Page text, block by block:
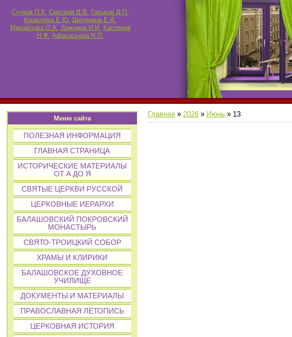
Сучков П.К. Смотров В.В. Госьков Д.П.
Кошелева Е.Ю. Щетинина Е.А.
Михайлова О.А. Лежнина И.И. Каптерев
Н.Ф. Афанасьева Н.П.
Меню сайта
ПОЛЕЗНАЯ ИНФОРМАЦИЯ
ГЛАВНАЯ СТРАНИЦА
ИСТОРИЧЕСКИЕ МАТЕРИАЛЫ
ОТ А ДО Я
СВЯТЫЕ ЦЕРКВИ РУССКОЙ
ЦЕРКОВНЫЕ ИЕРАРХИ
БАЛАШОВСКИЙ ПОКРОВСКИЙ
МОНАСТЫРЬ
СВЯТО-ТРОИЦКИЙ СОБОР
ХРАМЫ И КЛИРИКИ
БАЛАШОВСКОЕ ДУХОВНОЕ
УЧИЛИЩЕ
ДОКУМЕНТЫ И МАТЕРИАЛЫ
ПРАВОСЛАВНАЯ ЛЕТОПИСЬ
ЦЕРКОВНАЯ ИСТОРИЯ
Главная »2026 » Июнь » 13